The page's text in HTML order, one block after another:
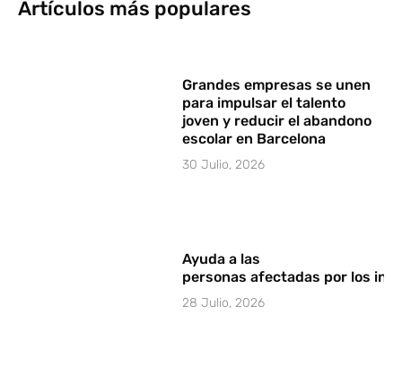
Artículos más populares
Grandes empresas se unen
para impulsar el talento
joven y reducir el abandono
escolar en Barcelona
30 Julio, 2026
Ayuda a las
personas afectadas por los
28 Julio, 2026